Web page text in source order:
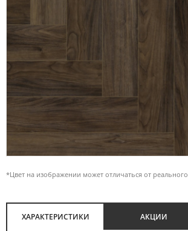
*Цвет на изображении может отличаться от реального
ХАРАКТЕРИСТИКИ АКЦИИ